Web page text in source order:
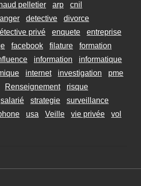
pelletier arp
cnil
detective
divorce
privé enquete
entreprise
facebook filature
formation
information
informatique
internet investigation
pme
Renseignement
risque
salarié strategie
surveillance
usa Veille vie privée
vol